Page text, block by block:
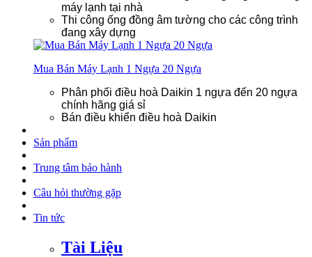
máy lạnh tại nhà
Thi công ống đồng âm tường cho các công trình
đang xây dựng
Mua Bán Máy Lạnh 1 Ngựa 20 Ngựa
Phân phối điều hoà Daikin 1 ngựa đến 20 ngựa
chính hãng giá sỉ
Bán điều khiển điều hoà Daikin
Sản phẩm
Trung tâm bảo hành
Câu hỏi thường gặp
Tin tức
Tài Liệu